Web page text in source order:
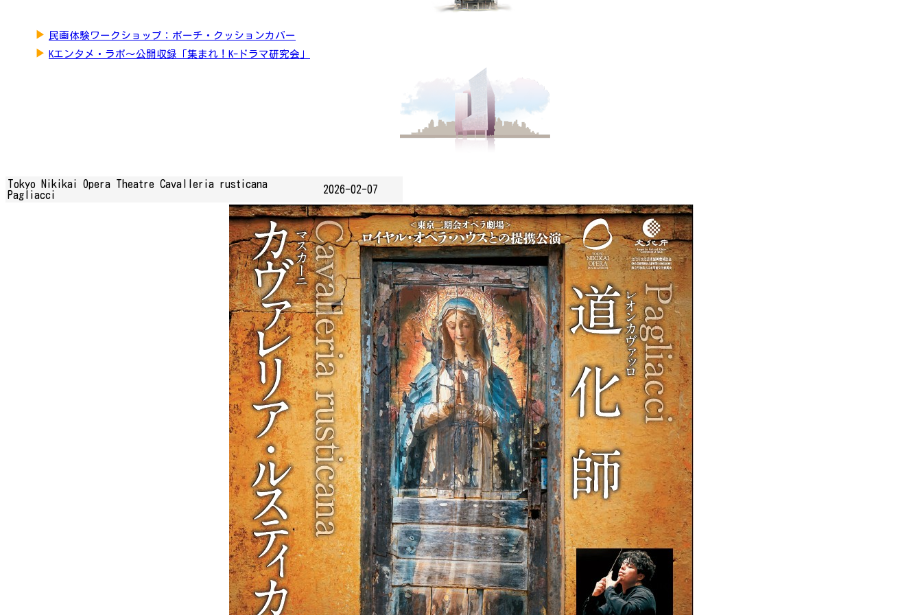
▶ 民画体験ワークショップ：ポーチ・クッションカバー
▶ Kエンタメ・ラボ～公開収録「集まれ！K-ドラマ研究会」
Tokyo Nikikai Opera Theatre Cavalleria rusticana
Pagliacci
2026-02-07